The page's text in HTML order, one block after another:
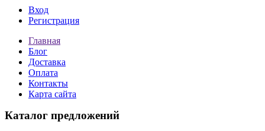
Вход
Регистрация
Главная
Блог
Доставка
Оплата
Контакты
Карта сайта
Каталог предложений